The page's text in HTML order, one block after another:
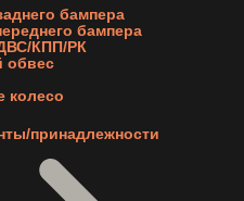
бампера
бампера
КПП/РК
обвес
колесо
принадлежности